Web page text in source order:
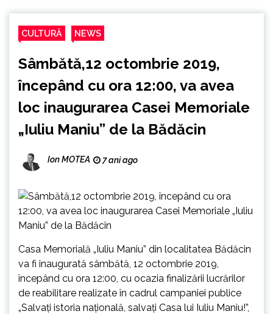
CULTURĂ NEWS
Sâmbătă,12 octombrie 2019,
începând cu ora 12:00, va avea
loc inaugurarea Casei Memoriale
„Iuliu Maniu” de la Bădăcin
Ion MOTEA 7 ani ago
Casa Memorială „Iuliu Maniu” din localitatea Bădăcin
va fi inaugurată sâmbătă, 12 octombrie 2019,
începând cu ora 12:00, cu ocazia finalizării lucrărilor
de reabilitare realizate în cadrul campaniei publice
„Salvaţi istoria naţională, salvaţi Casa lui Iuliu Maniu!”,